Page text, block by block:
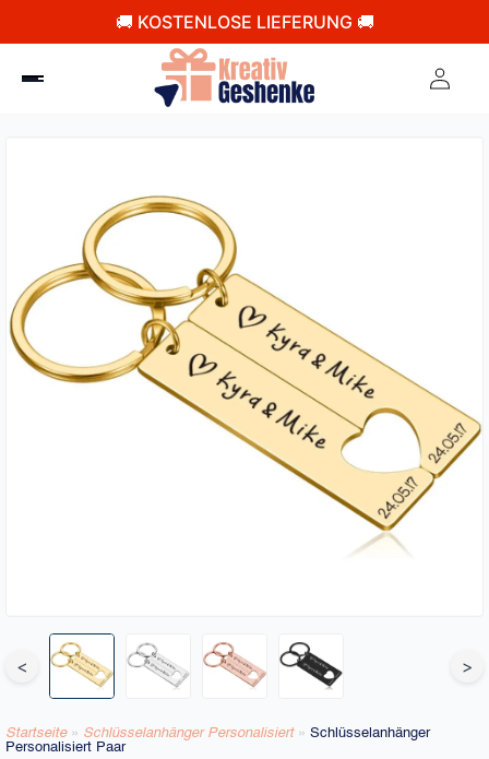
🚚 KOSTENLOSE LIEFERUNG 🚚
< >
Startseite » Schlüsselanhänger Personalisiert » Schlüsselanhänger
Personalisiert Paar